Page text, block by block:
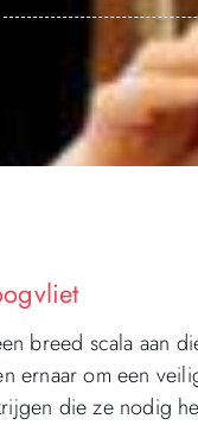
breed scala aan
ernaar om een
die ze nodig